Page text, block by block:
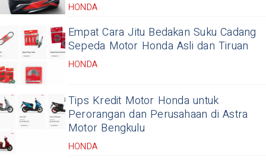
HONDA
Empat Cara Jitu Bedakan Suku Cadang
Sepeda Motor Honda Asli dan Tiruan
HONDA
Tips Kredit Motor Honda untuk
Perorangan dan Perusahaan di Astra
Motor Bengkulu
HONDA